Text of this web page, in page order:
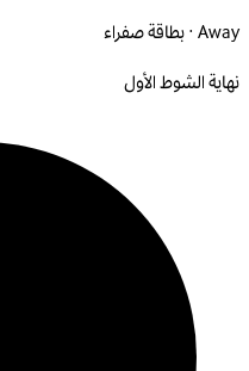
Away · بطاقة صفراء
نهاية الشوط الأول